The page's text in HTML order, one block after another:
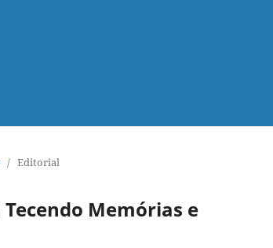
/ Editorial
Tecendo Memórias e